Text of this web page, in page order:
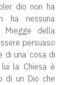
dio non ha
ha nessuna
della
persuaso
di una cosa di
la Chiesa è
di un Dio che